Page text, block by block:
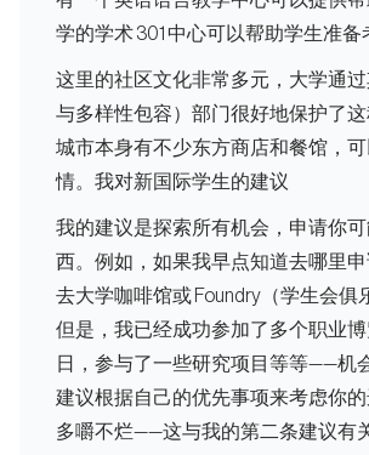
学的学术 301 中心可以帮助学生准备
这里的社区文化非常多元，大学通过
与多样性包容）部门很好地保护了
城市本身有不少东方商店和餐馆，
情。我对新国际学生的建议
我的建议是探索所有机会，申请你
西。例如，如果我早点知道去哪里
去大学咖啡馆或 Foundry（学生会俱
但是，我已经成功参加了多个职业
日，参与了一些研究项目等等——机
建议根据自己的优先事项来考虑你
多嚼不烂——这与我的第二条建议有